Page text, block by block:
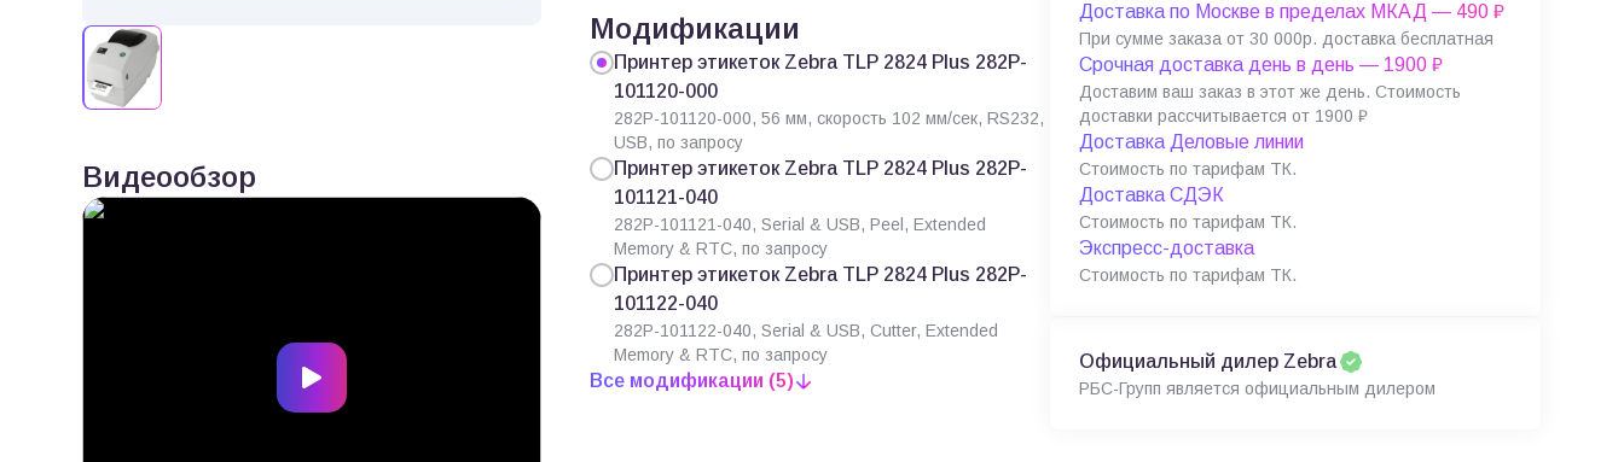
Видеообзор
Модификации
Принтер этикеток Zebra TLP 2824 Plus 282P-
101120-000
282P-101120-000, 56 мм, скорость 102 мм/сек, RS232,
USB, по запросу
Принтер этикеток Zebra TLP 2824 Plus 282P-
101121-040
282P-101121-040, Serial & USB, Peel, Extended
Memory & RTC, по запросу
Принтер этикеток Zebra TLP 2824 Plus 282P-
101122-040
282P-101122-040, Serial & USB, Cutter, Extended
Memory & RTC, по запросу
Все модификации (5)
Доставка по Москве в пределах МКАД — 490 ₽
При сумме заказа от 30 000р. доставка бесплатная
Срочная доставка день в день — 1900 ₽
Доставим ваш заказ в этот же день. Стоимость
доставки рассчитывается от 1900 ₽
Доставка Деловые линии
Стоимость по тарифам ТК.
Доставка СДЭК
Стоимость по тарифам ТК.
Экспресс-доставка
Стоимость по тарифам ТК.
Официальный дилер Zebra
РБС-Групп является официальным дилером